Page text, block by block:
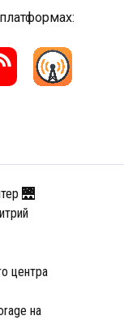
🌉
центра
на